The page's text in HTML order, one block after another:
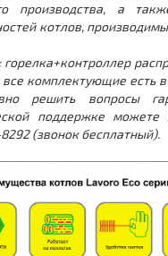
производства, а
котлов,
все комплектующие есть в
решить вопросы
поддержке можете
(звонок бесплатный).